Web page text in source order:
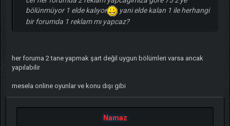
bölünmüyor 1 elde kalıyor
yani elde kalan 1 ile herhangi
bir forumda 1 reklam mı yapcaz?
her foruma 2 tane yapmak şart değil uygun bölümleri varsa ancak
yapılabilir
mesela online oyunlar ve konu dışı gibi
Namaz